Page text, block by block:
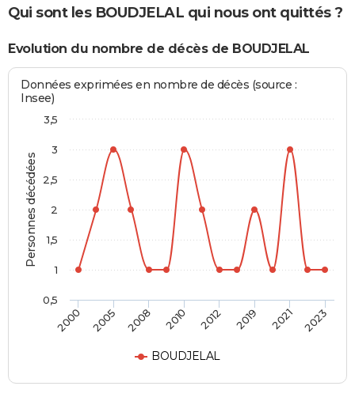
Qui sont les BOUDJELAL qui nous ont quittés ?
Evolution du nombre de décès de BOUDJELAL
Personnes décédées
Données exprimées en nombre de décès (source :
Insee)
BOUDJELAL
2000 2005 2008 2010 2012 2019 2021 2023
0,5
1
1,5
2
2,5
3
3,5